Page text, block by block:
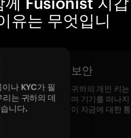
유는 무엇입니
나 KYC가 필
는 귀하의 데
니다.
보안
귀하의 개인 키
며 기기를 떠나
이 자금에 대한